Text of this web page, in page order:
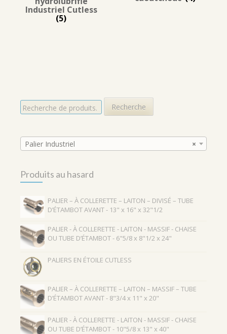
Industriel Cutless
(5)
R
e
r
h
e
o
r
Recherche
×
Palier Industriel
Produits au hasard
PALIER – À COLLERETTE – LAITON – DIVISÉ – TUBE
D’ÉTAMBOT AVANT - 13" x 16" x 32"1/2
PALIER - À COLLERETTE - LAITON - MASSIF - CHAISE
OU TUBE D’ÉTAMBOT - 6"5/8 x 8"1/2 x 24"
PALIERS EN ÉTOILE CUTLESS
PALIER – À COLLERETTE – LAITON – MASSIF – TUBE
D’ÉTAMBOT AVANT - 8"3/4 x 11" x 20"
PALIER - À COLLERETTE - LAITON - MASSIF - CHAISE
OU TUBE D’ÉTAMBOT - 10"5/8 x 13" x 40"